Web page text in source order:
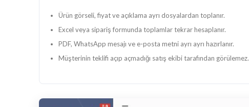
Ürün görseli, fiyat ve açıklama ayrı dosyalardan toplanır.
Excel veya sipariş formunda toplamlar tekrar hesaplanır.
PDF, WhatsApp mesajı ve e-posta metni ayrı ayrı hazırlanır.
Müşterinin teklifi açıp açmadığı satış ekibi tarafından görülemez.